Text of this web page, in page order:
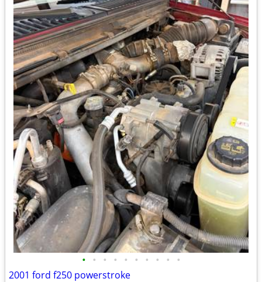
• • • • • • • • • •
2001 ford f250 powerstroke